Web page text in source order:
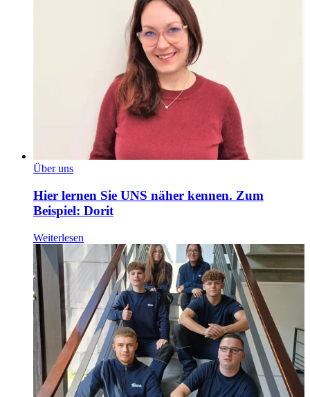
Über uns
Hier lernen Sie UNS näher kennen. Zum
Beispiel: Dorit
Weiterlesen